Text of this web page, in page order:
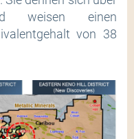
weisen einen
von 38